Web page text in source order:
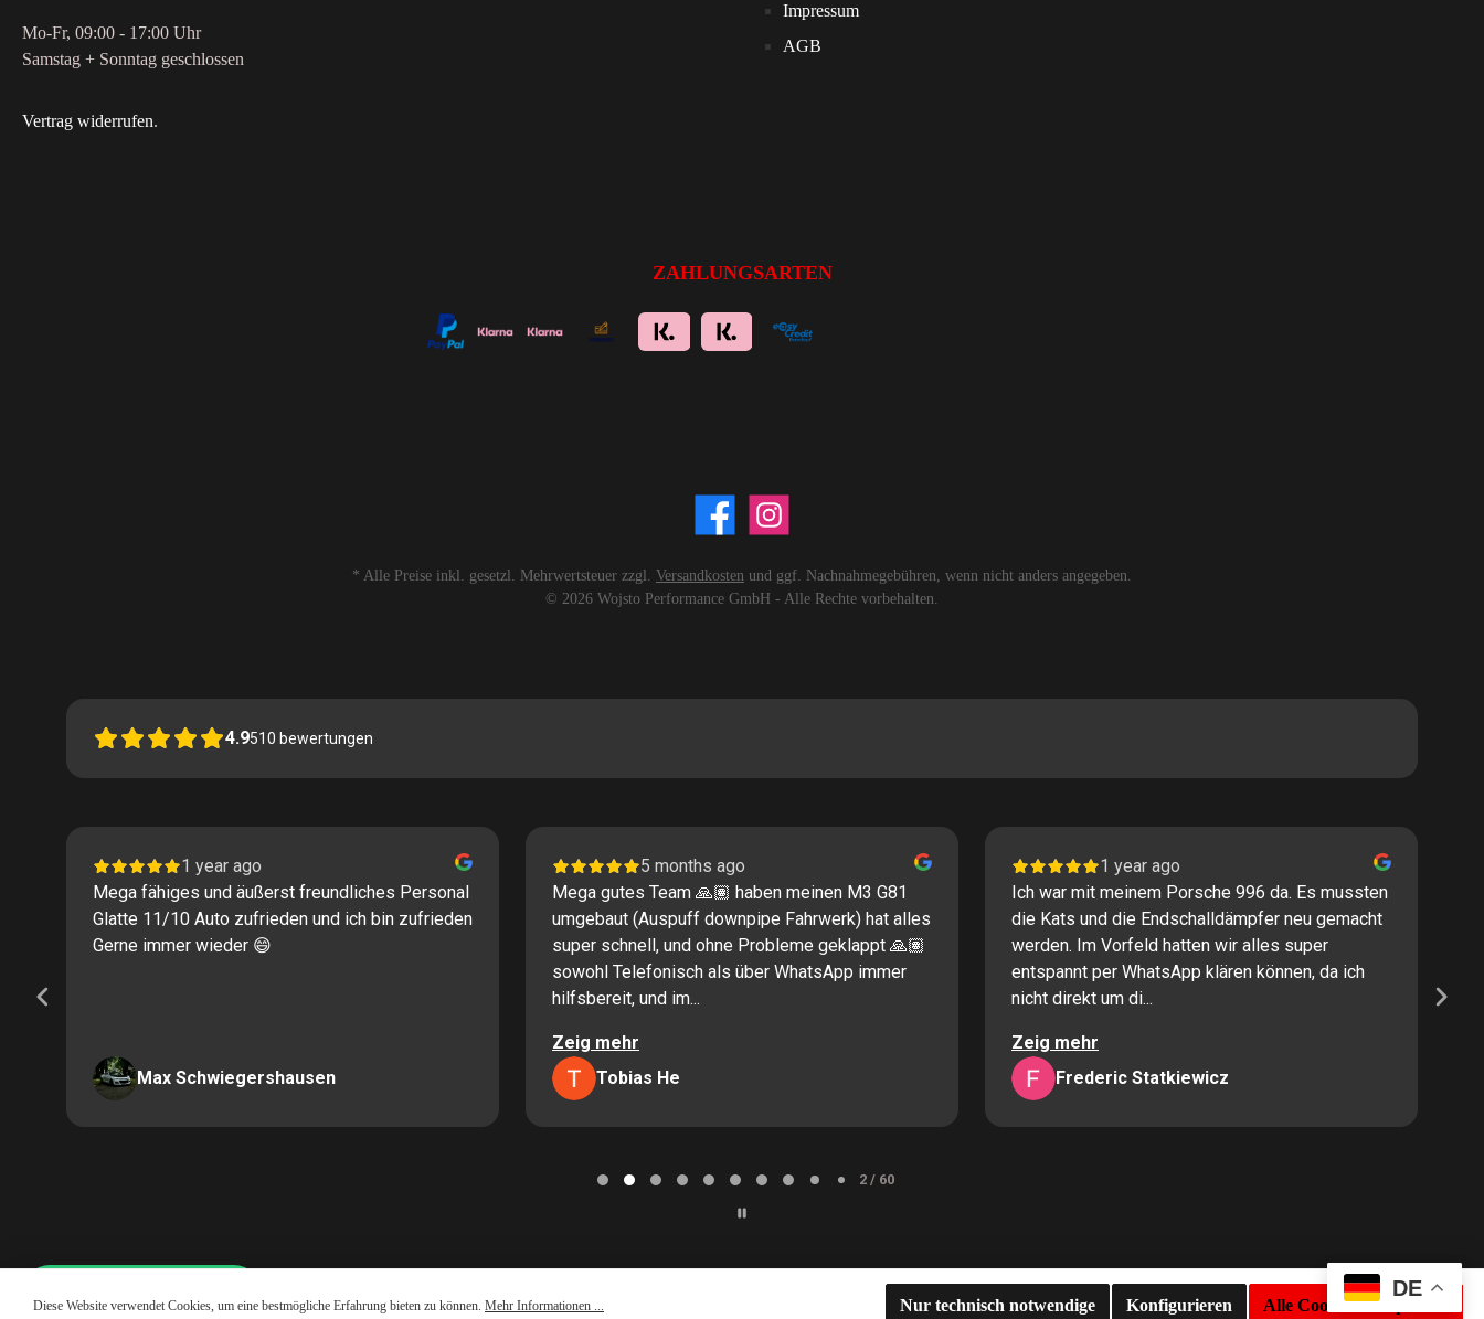
DE
Mo-Fr, 09:00 - 17:00 Uhr
Samstag + Sonntag geschlossen
Vertrag widerrufen.
Impressum
AGB
ZAHLUNGSARTEN
* Alle Preise inkl. gesetzl. Mehrwertsteuer zzgl. Versandkosten und ggf. Nachnahmegebühren, wenn nicht anders angegeben.
© 2026 Wojsto Performance GmbH - Alle Rechte vorbehalten.
Diese Website verwendet Cookies, um eine bestmögliche Erfahrung bieten zu können. Mehr Informationen ... Nur technisch notwendige Konfigurieren Alle Cookies akzeptieren
4.9510 bewertungen
1 year ago
Mega fähiges und äußerst freundliches Personal
Glatte 11/10 Auto zufrieden und ich bin zufrieden
Gerne immer wieder 😄
Max Schwiegershausen
5 months ago
Mega gutes Team 🙏🏽 haben meinen M3 G81
umgebaut (Auspuff downpipe Fahrwerk) hat alles
super schnell, und ohne Probleme geklappt 🙏🏽
sowohl Telefonisch als über WhatsApp immer
hilfsbereit, und im...
Zeig mehr
Tobias He
1 year ago
Ich war mit meinem Porsche 996 da. Es mussten
die Kats und die Endschalldämpfer neu gemacht
werden. Im Vorfeld hatten wir alles super
entspannt per WhatsApp klären können, da ich
nicht direkt um di...
Zeig mehr
Frederic Statkiewicz
2 / 60